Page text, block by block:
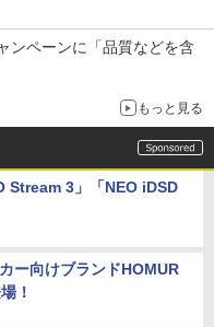
ンペーンに「品質などを含
もっと見る
Stream 3」「NEO iDSD
ー向けブランドHOMUR
！